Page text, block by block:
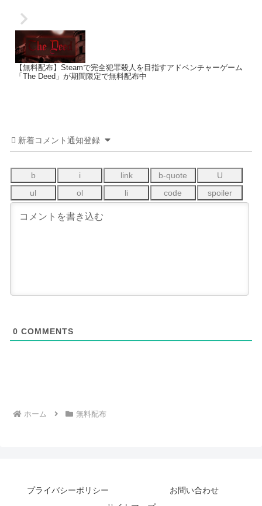
【無料配布】Steamで完全犯罪殺人を目指すアドベンチャーゲーム
「The Deed」が期間限定で無料配布中
新着コメント通知登録
0 COMMENTS
ホーム 無料配布
プライバシーポリシー
お問い合わせ